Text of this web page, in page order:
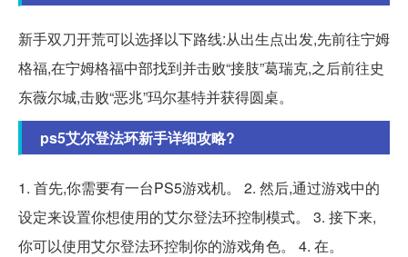
新手双刀开荒可以选择以下路线:从出生点出发,先前往宁姆
格福,在宁姆格福中部找到并击败“接肢”葛瑞克,之后前往史
东薇尔城,击败“恶兆”玛尔基特并获得圆桌。
ps5艾尔登法环新手详细攻略?
1. 首先,你需要有一台PS5游戏机。 2. 然后,通过游戏中的
设定来设置你想使用的艾尔登法环控制模式。 3. 接下来,
你可以使用艾尔登法环控制你的游戏角色。 4. 在。